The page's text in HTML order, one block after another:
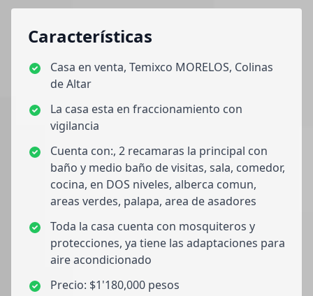
Características
Casa en venta, Temixco MORELOS, Colinas
de Altar
La casa esta en fraccionamiento con
vigilancia
Cuenta con:, 2 recamaras la principal con
baño y medio baño de visitas, sala, comedor,
cocina, en DOS niveles, alberca comun,
areas verdes, palapa, area de asadores
Toda la casa cuenta con mosquiteros y
protecciones, ya tiene las adaptaciones para
aire acondicionado
Precio: $1'180,000 pesos